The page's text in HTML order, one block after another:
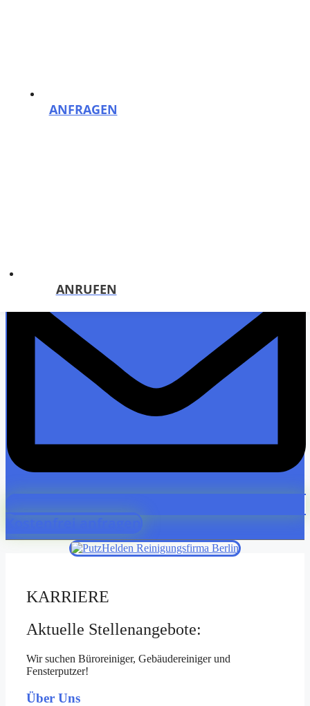
Reinigungsfirma PutzHelden Berlin: Gebäudereinigung und mehr
Kostenfrei anfragen
ANFRAGEN
ANRUFEN
KARRIERE
Aktuelle Stellenangebote:
Wir suchen Büroreiniger, Gebäudereiniger und
Fensterputzer!
Über Uns